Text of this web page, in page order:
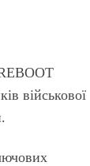
військової